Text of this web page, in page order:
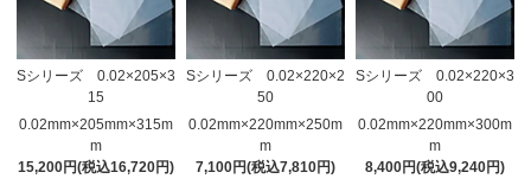
Sシリーズ 0.02×205×3
15
0.02mm×205mm×315m
m
15,200円(税込16,720円)
Sシリーズ 0.02×220×2
50
0.02mm×220mm×250m
m
7,100円(税込7,810円)
Sシリーズ 0.02×220×3
00
0.02mm×220mm×300m
m
8,400円(税込9,240円)